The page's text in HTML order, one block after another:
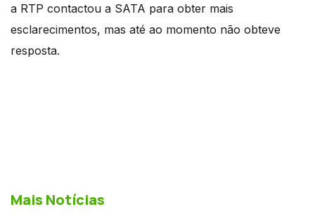
a RTP contactou a SATA para obter mais
esclarecimentos, mas até ao momento não obteve
resposta.
Mais Notícias